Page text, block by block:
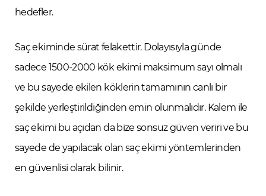
hedefler.
Saç ekiminde sürat felakettir. Dolayısıyla günde
sadece 1500-2000 kök ekimi maksimum sayı olmalı
ve bu sayede ekilen köklerin tamamının canlı bir
şekilde yerleştirildiğinden emin olunmalıdır. Kalem ile
saç ekimi bu açıdan da bize sonsuz güven veriri ve bu
sayede de yapılacak olan saç ekimi yöntemlerinden
en güvenlisi olarak bilinir.